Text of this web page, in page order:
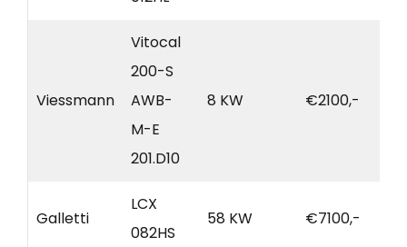
Viessmann
Vitocal
200-S
AWB-
M-E
201.D10
8 KW €2100,-
Galletti
LCX
082HS
58 KW €7100,-